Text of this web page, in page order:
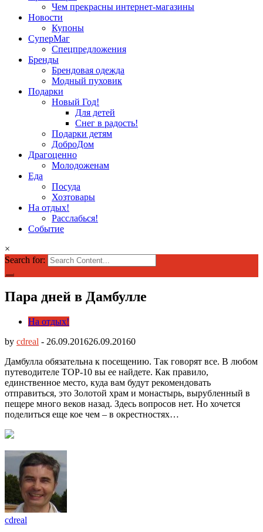
Чем прекрасны интернет-магазины
Новости
Купоны
СуперМаг
Спецпредложения
Бренды
Брендовая одежда
Модный пуховик
Подарки
Новый Год!
Для детей
Снег в радость!
Подарки детям
ДоброДом
Драгоценно
Молодоженам
Еда
Посуда
Хозтовары
На отдых!
Расслабься!
Событие
×
Search for:
Пара дней в Дамбулле
На отдых!
by cdreal - 26.09.201626.09.20160
Дамбулла обязательна к посещению. Так говорят все. В любом
путеводителе TOP-10 вы ее найдете. Как правило,
единственное место, куда вам будут рекомендовать
отправиться, это Золотой храм и монастырь, вырубленный в
пещере много веков назад. Здесь вопросов нет. Но хочется
поделиться еще кое чем – в окрестностях…
cdreal